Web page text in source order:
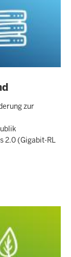
zur
2.0 (Gigabit-RL